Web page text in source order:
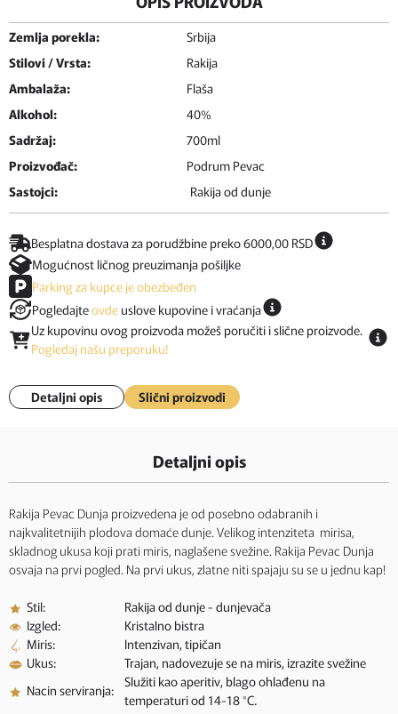
Zemlja porekla:
Srbija
Stilovi / Vrsta:
Rakija
Ambalaža:
Flaša
Alkohol:
40%
Sadržaj:
700ml
Proizvođač:
Podrum Pevac
Sastojci:
Rakija od dunje
Besplatna dostava za porudžbine preko 6000,00 RSD
Mogućnost ličnog preuzimanja pošiljke
Parking za kupce je obezbeđen
Pogledajteovde uslove kupovine i vraćanja
Uz kupovinu ovog proizvoda možeš poručiti i slične proizvode.
Pogledaj našu preporuku!
Detaljni opis Slični proizvodi
Detaljni opis
Rakija Pevac Dunja proizvedena je od posebno odabranih i
najkvalitetnijih plodova domaće dunje. Velikog intenziteta mirisa,
skladnog ukusa koji prati miris, naglašene svežine. Rakija Pevac Dunja
osvaja na prvi pogled. Na prvi ukus, zlatne niti spajaju su se u jednu kap!
Stil:
Rakija od dunje - dunjevača
Izgled:
Kristalno bistra
Miris:
Intenzivan, tipičan
Ukus:
Trajan, nadovezuje se na miris, izrazite svežine
Nacin serviranja: Služiti kao aperitiv, blago ohlađenu na
temperaturi od 14-18 °C.